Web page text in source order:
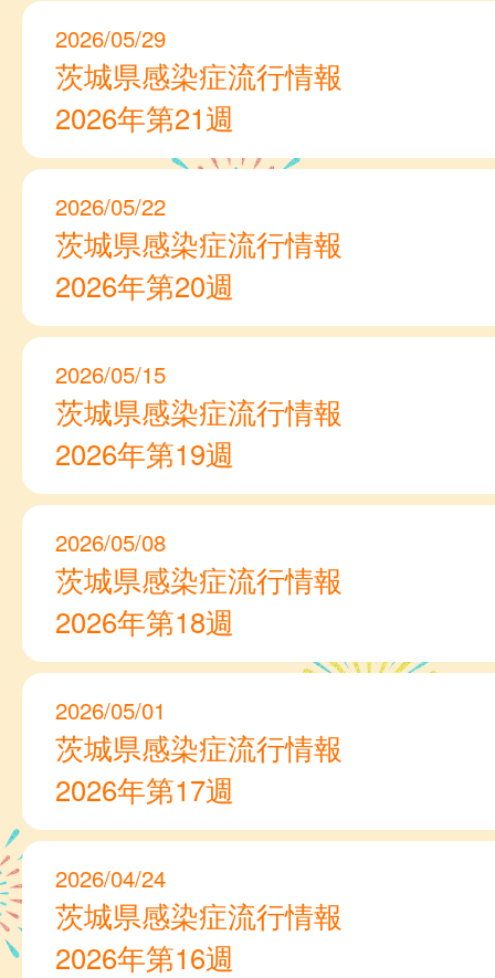
2026/05/29
茨城県感染症流行情報
2026年第21週
2026/05/22
茨城県感染症流行情報
2026年第20週
2026/05/15
茨城県感染症流行情報
2026年第19週
2026/05/08
茨城県感染症流行情報
2026年第18週
2026/05/01
茨城県感染症流行情報
2026年第17週
2026/04/24
茨城県感染症流行情報
2026年第16週